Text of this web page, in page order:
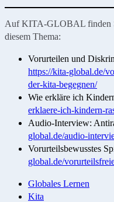
Auf KITA-GLOBAL finden
diesem Thema:
Vorurteilen und
https://kita-global.de/
der-kita-begegnen/
Wie erkläre ich
erklaere-ich-kindern-
Audio-Interview:
global.de/audio-
Vorurteilsbewusstes
global.de/
Globales Lernen
Kita